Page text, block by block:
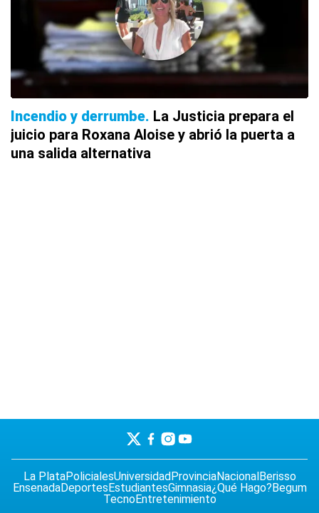
Incendio y derrumbe La Justicia prepara el
juicio para Roxana Aloise y abrió la puerta a
una salida alternativa
La PlataPolicialesUniversidadProvinciaNacionalBerisso
EnsenadaDeportesEstudiantesGimnasia¿Qué Hago?Begum
TecnoEntretenimiento